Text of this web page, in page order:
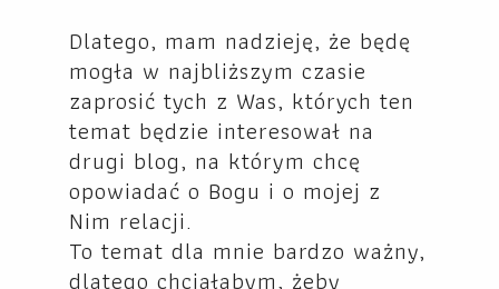
Dlatego, mam nadzieję, że będę
mogła w najbliższym czasie
zaprosić tych z Was, których ten
temat będzie interesował na
drugi blog, na którym chcę
opowiadać o Bogu i o mojej z
Nim relacji.
To temat dla mnie bardzo ważny,
dlatego chciałabym, żeby